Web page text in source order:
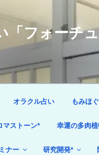
「フォーチ
オラクル占い もみほ
マストーン* 幸運の多肉植
ナー 研究開発*